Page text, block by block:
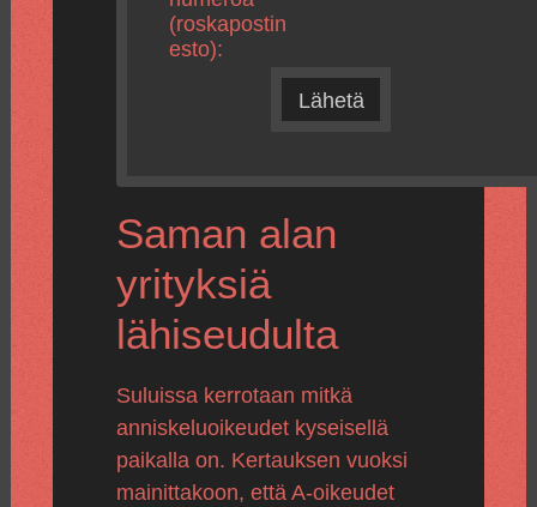
(roskapostin
esto):
Lähetä
Saman alan
yrityksiä
lähiseudulta
Suluissa kerrotaan mitkä
anniskeluoikeudet kyseisellä
paikalla on. Kertauksen vuoksi
mainittakoon, että A-oikeudet